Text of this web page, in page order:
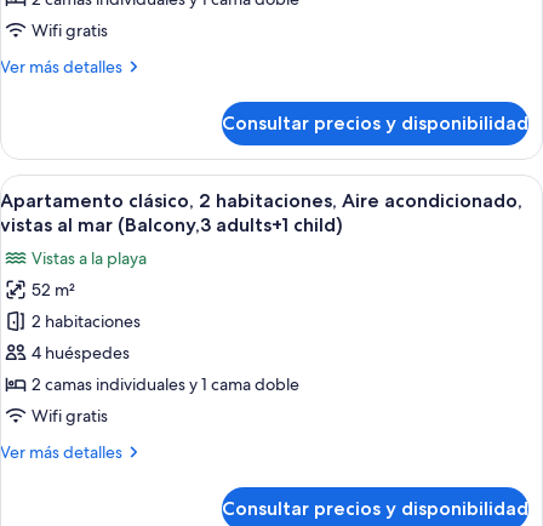
habitaciones,
acondicionado,
mar
(Balcony,4
adults)
Wifi gratis
Ver más detalles
Más
clásico,
habitaciones,
Aire
vistas
al
mar
(Balcony,4
adults)
Consultar precios y disponibilidad
Abrir
todas
fotos
de
Apartamento
clásico,
2
habitaciones,
acondicionado,
Caja fuerte, wifi gratis, ropa de cama
22
Apartamento clásico, 2 habitaciones, Aire acondicionado,
vistas al mar (Balcony,3 adults+1 child)
Vistas a la playa
52 m²
2 habitaciones
4 huéspedes
2 camas individuales y 1 cama doble
Wifi gratis
Ver más detalles
Más
Consultar precios y disponibilidad